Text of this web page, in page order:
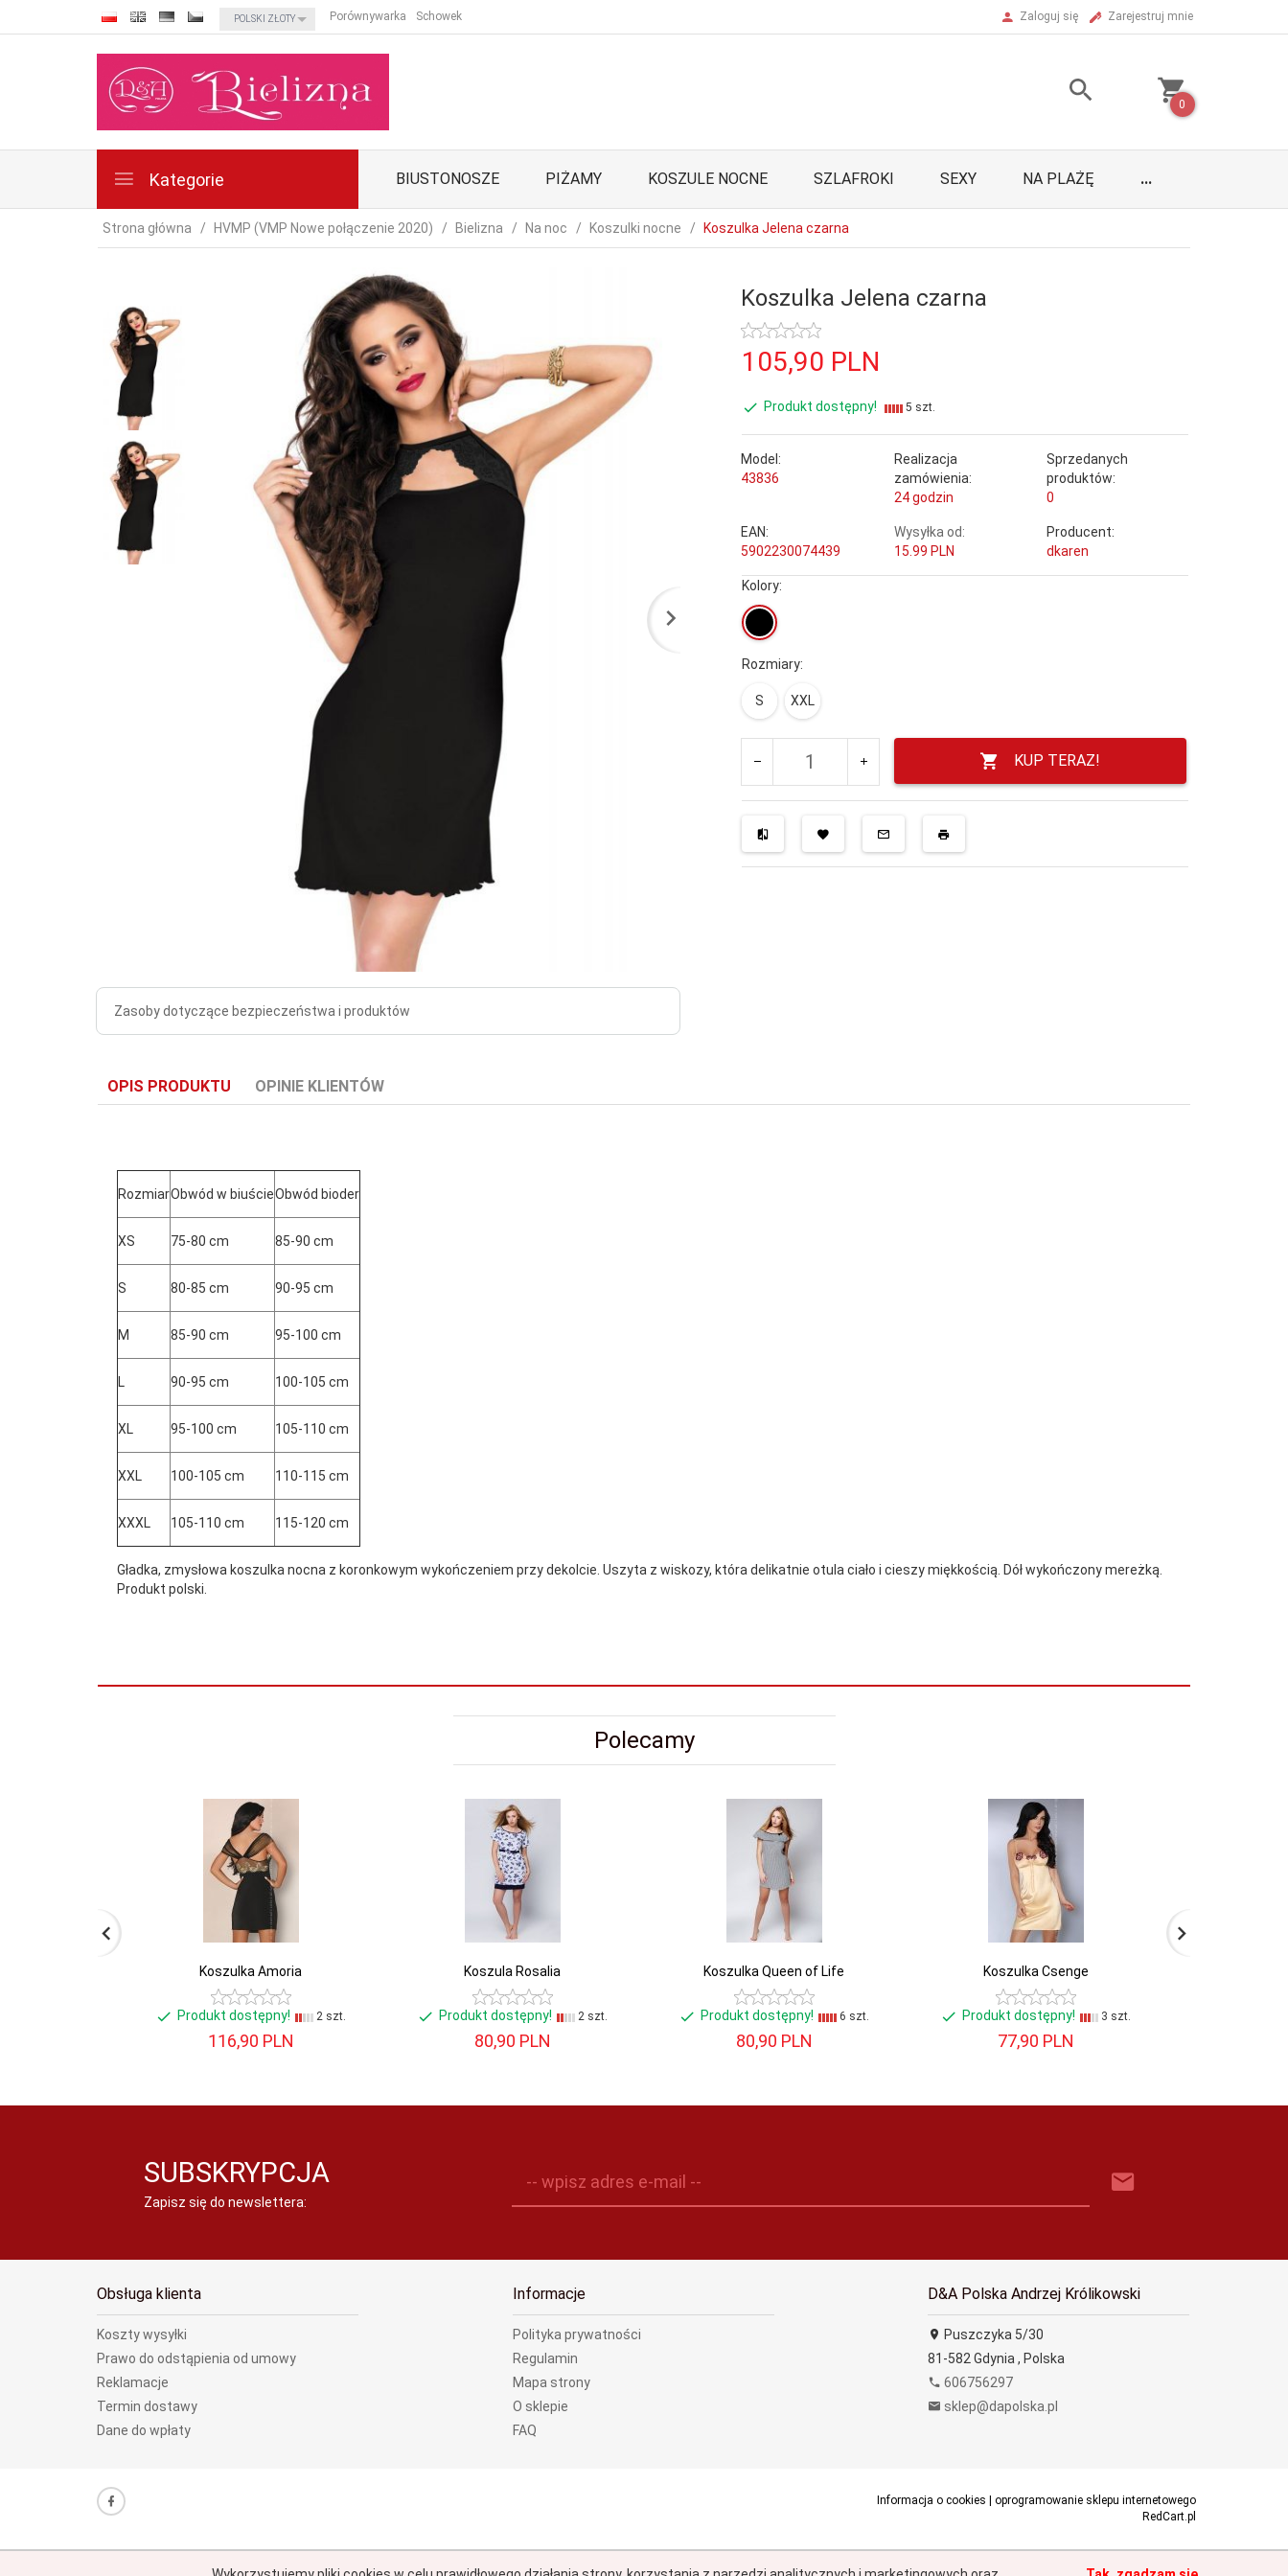
currency_h
POLSKI ZŁOTY Porównywarka Schowek Zaloguj się Zarejestruj mnie
0
Kategorie BIUSTONOSZE PIŻAMY KOSZULE NOCNE SZLAFROKI SEXY NA PLAŻĘ ...
Strona główna HVMP (VMP Nowe połączenie 2020) Bielizna Na noc Koszulki nocne Koszulka Jelena czarna
Zasoby dotyczące bezpieczeństwa i produktów
Koszulka Jelena czarna
105,90 PLN
Produkt dostępny! 5 szt.
Model:
43836
Realizacja
zamówienia:
24 godzin
Sprzedanych
produktów:
0
EAN:
5902230074439
Wysyłka od:
15.99 PLN
Producent:
dkaren
Kolory:
Rozmiary:
S XXL
KUP TERAZ!
OPIS PRODUKTU OPINIE KLIENTÓW
RozmiarObwód w biuścieObwód bioder
XS 75-80 cm 85-90 cm
S 80-85 cm 90-95 cm
M 85-90 cm 95-100 cm
L 90-95 cm 100-105 cm
XL 95-100 cm 105-110 cm
XXL 100-105 cm 110-115 cm
XXXL 105-110 cm 115-120 cm
Gładka, zmysłowa koszulka nocna z koronkowym wykończeniem przy dekolcie. Uszyta z wiskozy, która delikatnie otula ciało i cieszy miękkością. Dół wykończony mereżką.
Produkt polski.
Polecamy
Koszulka Amoria
Produkt dostępny! 2 szt.
116,90 PLN
Koszula Rosalia
Produkt dostępny! 2 szt.
80,90 PLN
Koszulka Queen of Life
Produkt dostępny! 6 szt.
80,90 PLN
Koszulka Csenge
Produkt dostępny! 3 szt.
77,90 PLN
SUBSKRYPCJA
Zapisz się do newslettera:
-- wpisz adres e-mail --
Obsługa klienta
Koszty wysyłki
Prawo do odstąpienia od umowy
Reklamacje
Termin dostawy
Dane do wpłaty
Informacje
Polityka prywatności
Regulamin
Mapa strony
O sklepie
FAQ
D&A Polska Andrzej Królikowski
Puszczyka 5/30
81-582 Gdynia , Polska
606756297
sklep@dapolska.pl
Informacja o cookies
oprogramowanie sklepu internetowego
RedCart.pl